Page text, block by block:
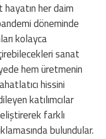
her daim
döneminde
kolayca
sanat
hem üretmenin
hissini
katılımcılar
farklı
bulundular.